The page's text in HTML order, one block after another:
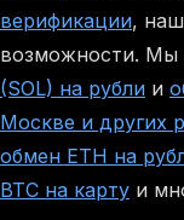
верификации,
возможности. Мы
(SOL) на рубли и
Москве и других
обмен ETH на
BTC на карту и